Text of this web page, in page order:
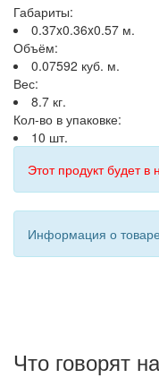
Габариты:
0.37x0.36x0.57 м.
Объём:
0.07592 куб. м.
Вес:
8.7 кг.
Кол-во в упаковке:
10 шт.
Этот продукт будет
Информация о
Что говорят